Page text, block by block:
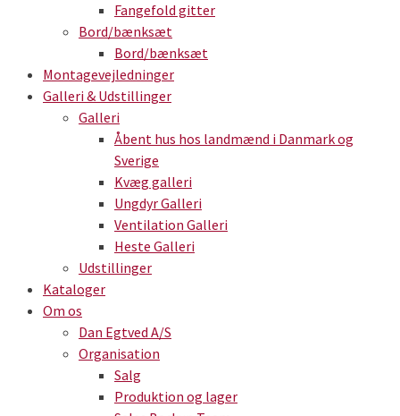
Fangefold gitter
Bord/bænksæt
Bord/bænksæt
Montagevejledninger
Galleri & Udstillinger
Galleri
Åbent hus hos landmænd i Danmark og
Sverige
Kvæg galleri
Ungdyr Galleri
Ventilation Galleri
Heste Galleri
Udstillinger
Kataloger
Om os
Dan Egtved A/S
Organisation
Salg
Produktion og lager